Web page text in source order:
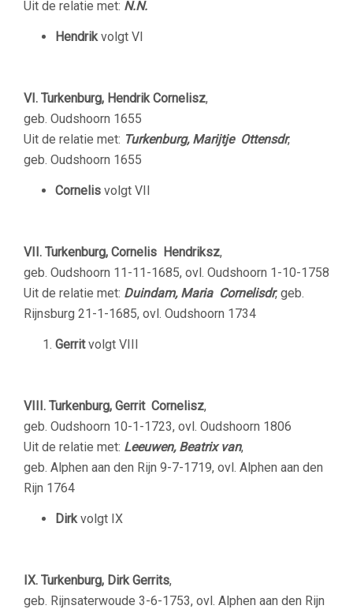
Uit de relatie met: N.N.
Hendrikvolgt VI
VI. Turkenburg, Hendrik Cornelisz,
geb. Oudshoorn 1655
Uit de relatie met: Turkenburg, Marijtje Ottensdr,
geb. Oudshoorn 1655
Cornelis volgt VII
VII. Turkenburg, Cornelis Hendriksz,
geb. Oudshoorn 11-11-1685, ovl. Oudshoorn 1-10-1758
Uit de relatie met: Duindam, Maria Cornelisdr, geb.
Rijnsburg 21-1-1685, ovl. Oudshoorn 1734
Gerritvolgt VIII
VIII. Turkenburg, Gerrit Cornelisz,
geb. Oudshoorn 10-1-1723, ovl. Oudshoorn 1806
Uit de relatie met: Leeuwen, Beatrix van,
geb. Alphen aan den Rijn 9-7-1719, ovl. Alphen aan den
Rijn 1764
Dirkvolgt IX
IX. Turkenburg, Dirk Gerrits,
geb. Rijnsaterwoude 3-6-1753, ovl. Alphen aan den Rijn